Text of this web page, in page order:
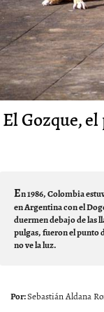
El Gozque,
En 1986, Colombia
en Argentina con el
duermen debajo de las
pulgas, fueron el punto
no ve la luz.
Sebastián Aldana